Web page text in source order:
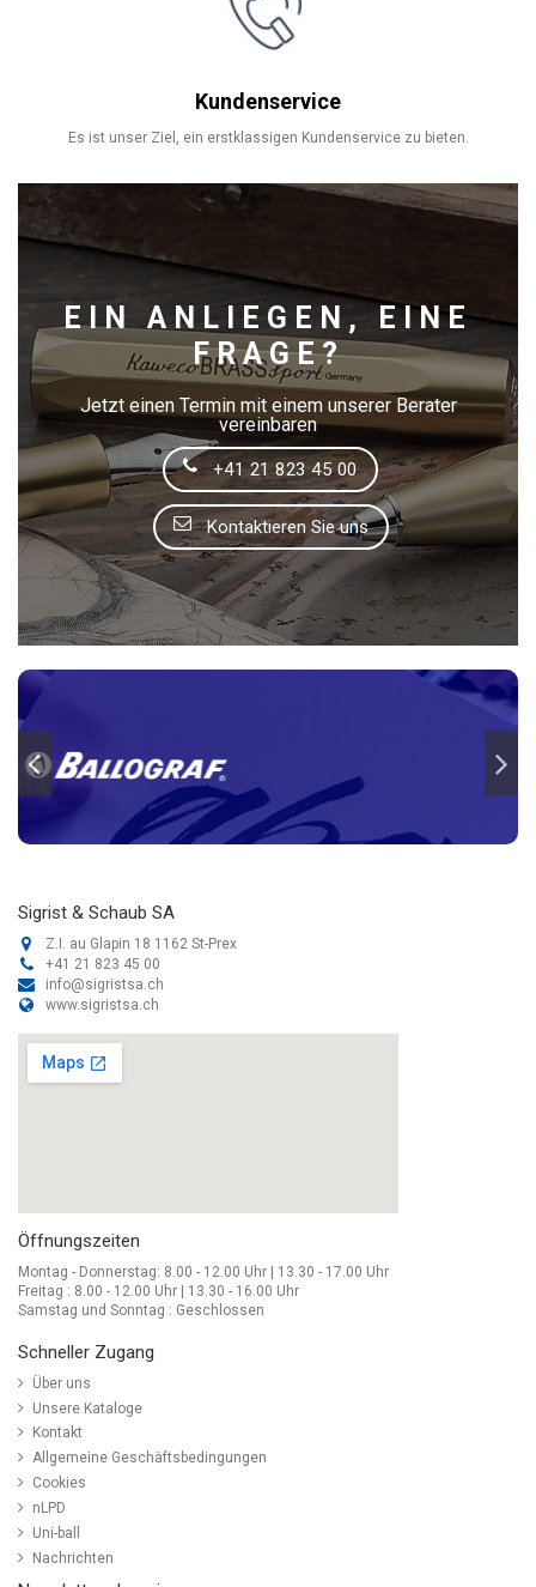
Kundenservice
Es ist unser Ziel, ein erstklassigen Kundenservice zu bieten.
EIN ANLIEGEN, EINE
FRAGE?
Jetzt einen Termin mit einem unserer Berater
vereinbaren
+41 21 823 45 00
Kontaktieren Sie uns
Sigrist & Schaub SA
Z.I. au Glapin 18 1162 St-Prex
+41 21 823 45 00
info@sigristsa.ch
www.sigristsa.ch
Öffnungszeiten
Montag - Donnerstag: 8.00 - 12.00 Uhr | 13.30 - 17.00 Uhr
Freitag : 8.00 - 12.00 Uhr | 13.30 - 16.00 Uhr
Samstag und Sonntag : Geschlossen
Schneller Zugang
Über uns
Unsere Kataloge
Kontakt
Allgemeine Geschäftsbedingungen
Cookies
nLPD
Uni-ball
Nachrichten